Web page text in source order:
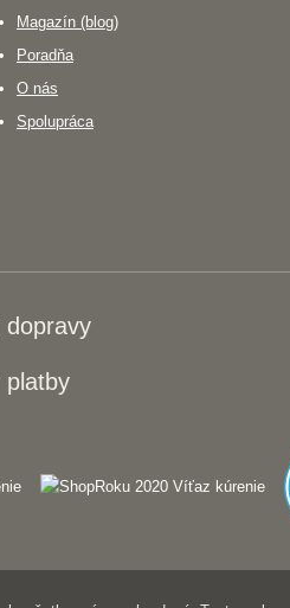
Magazín (blog)
Poradňa
O nás
Spolupráca